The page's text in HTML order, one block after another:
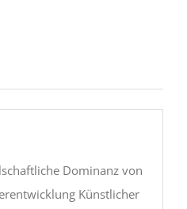
Dominanz von
Künstlicher